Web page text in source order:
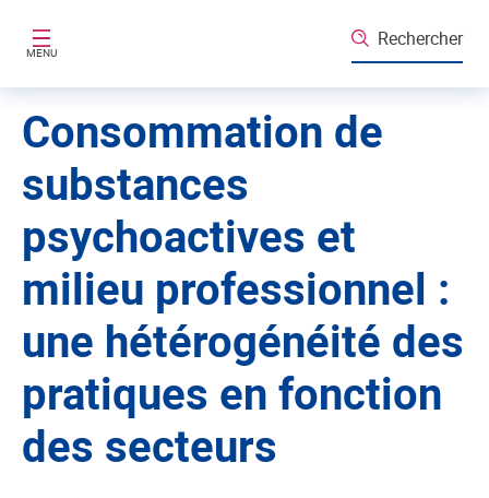
MENU
Rechercher
Consommation de
substances
psychoactives et
milieu professionnel :
une hétérogénéité des
pratiques en fonction
des secteurs